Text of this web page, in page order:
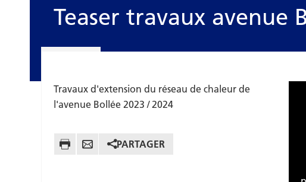
Teaser travaux avenue
Travaux d'extension du réseau de chaleur de
l'avenue Bollée 2023 / 2024
PARTAGER